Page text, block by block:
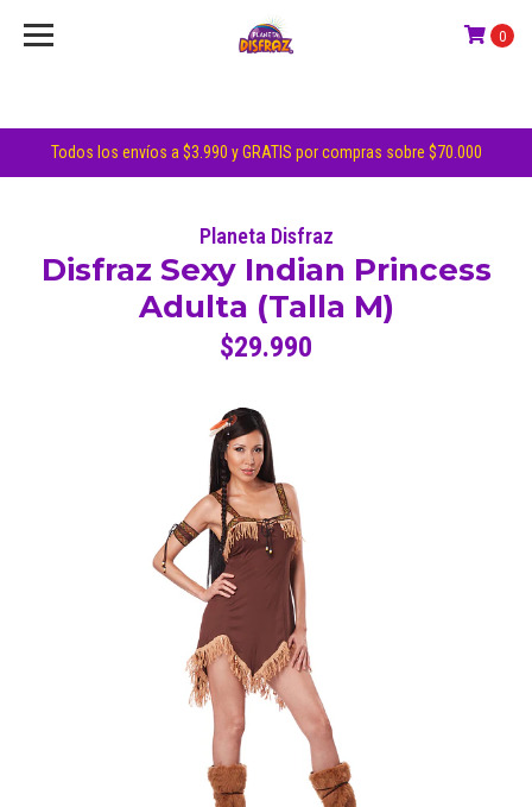
Todos los envíos a $3.990 y GRATIS por compras sobre $70.000
0
Planeta Disfraz
Disfraz Sexy Indian Princess
Adulta (Talla M)
$29.990